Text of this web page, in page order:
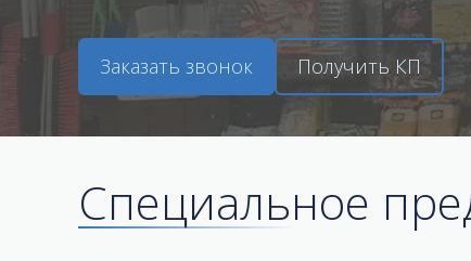
Заказать звонок Получить КП
Специальное